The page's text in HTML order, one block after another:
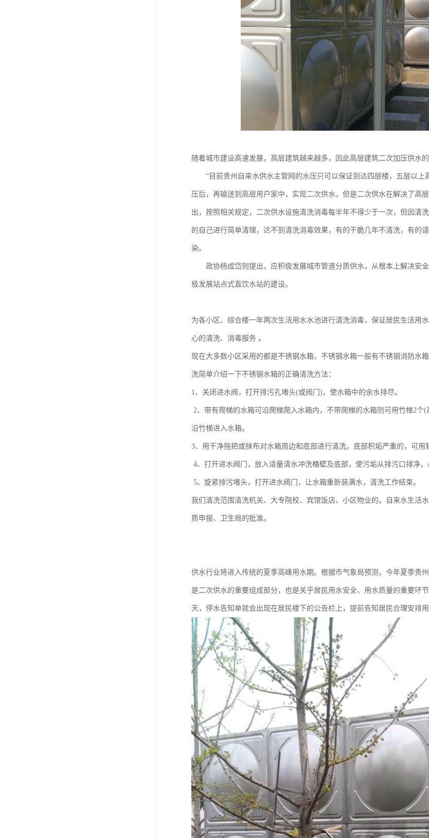
随着城市建设高速发展，高层建筑越来越多，因此高层建筑二次加压供水
“目前贵州自来水供水主管网的水压只可以保证到达四层楼，五层以上
压后，再输送到高层用户家中，实现二次供水，但是二次供水在解决了高
出，按照相关规定，二次供水设施清洗消毒每半年不得少于一次，但因清
的自己进行简单清理，达不到清洗消毒效果，有的干脆几年不清洗，有的
染。
政协杨成岱则提出，应积极发展城市管道分质供水，从根本上解决安
极发展站点式直饮水站的建设。
为各小区、综合楼一年两次生活用水水池进行清洗消毒，保证居民生活用
心的清洗、消毒服务 。
现在大多数小区采用的都是不锈钢水箱，不锈钢水箱一般有不锈钢消防水
洗简单介绍一下不锈钢水箱的正确清洗方法：
1、关闭进水阀，打开排污孔堵头(或阀门)，使水箱中的余水排尽。
2、带有爬梯的水箱可沿爬梯爬入水箱内，不带爬梯的水箱则可用竹梯2个
沿竹梯进入水箱。
3、用干净拖把或抹布对水箱周边和底部进行清洗。底部积垢严重的，可用
4、打开进水阀门，放入适量清水冲洗桶壁及底部，使污垢从排污口排净
5、旋紧排污堵头，打开进水阀门，让水箱重新装满水，清洗工作结束。
我们清洗范围清洗机关、大专院校、宾馆饭店、小区物业的。自来水生活
质申报、卫生局的批准。
供水行业将进入传统的夏季高峰用水期。根据市气象局预测，今年夏季贵
是二次供水的重要组成部分，也是关乎居民用水安全、用水质量的重要环
天，停水告知单就会出现在居民楼下的公告栏上，提前告知居民合理安排用